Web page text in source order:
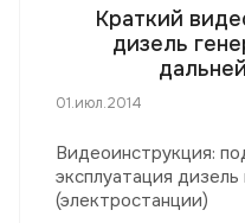
Краткий
дизель
01.июл.2014
Видеоинструкция:
эксплуатация
(электростанции)